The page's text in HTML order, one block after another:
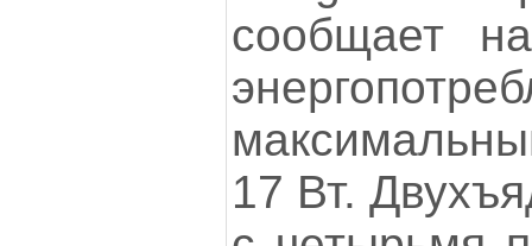
сообщает
17 Вт.